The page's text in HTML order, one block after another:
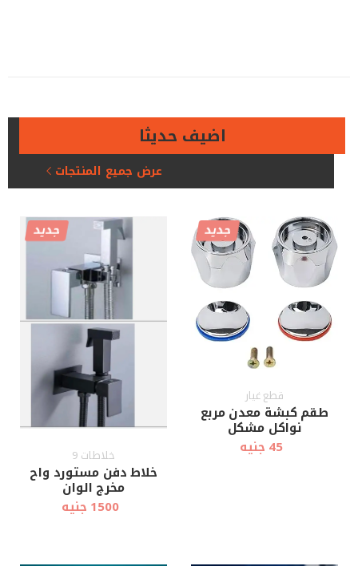
اضيف حديثا
عرض جميع المنتجات
جديد
قطع غيار
طقم كبشة معدن مربع
نواكل مشكل
45 جنيه
جديد
خلاطات 9
خلاط دفن مستورد واح
مخرج الوان
1500 جنيه